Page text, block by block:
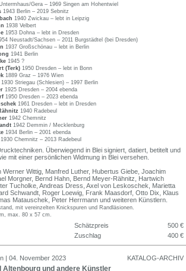
Gera – 1969 Singen am Hohentwiel
1943 Berlin – 2019 Sebnitz
1940 Zwickau – lebt in Leipzig
1938 Velbert
1953 Dohna – lebt in Dresden
Neustadt/Sachsen – 2011 Burgstädtel (bei Dresden)
1937 Großschönau – lebt in Berlin
1941 Berlin
1945 ?
(Terk) 1950 Dresden – lebt in Bonn
1889 Graz – 1976 Wien
1930 Striegau (Schlesien) – 1997 Berlin
1925 Dresden – 2004 ebenda
1950 Dresden – 2023 ebenda
1961 Dresden – lebt in Dresden
1940 Radebeul
1942 Chemnitz
1942 Demmin / Mecklenburg
1934 Berlin – 2001 ebenda
1930 Chemnitz – 2013 Radebeul
Überwiegend in Blei signiert, datiert, betitelt und
mit einer persönlichen Widmung in Blei versehen.
Werner Wittig, Manfred Luther, Hubertus Giebe, Joachim
Morgner, Bernd Hahn, Bernd Meyer-Rähnitz, Hartwich
Tucholke, Andreas Dress, Axel von Leskoschek, Marietta
Schwandt, Roger Loewig, Frank Maasdorf, Otto Dix, Klaus
Matauschek, Peter Herrmann und weiteren Künstlern.
mit vereinzelten Knickspuren und Randläsionen.
max. 80 x 57 cm.
Schätzpreis
500 €
Zuschlag
400 €
| 04. November 2023 KATALOG-ARCHIV
und andere Künstler